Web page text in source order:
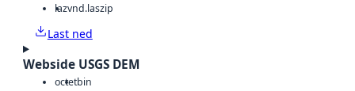
lazvnd.laszip
Last ned
Webside USGS DEM
octetbin